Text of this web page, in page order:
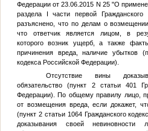
Федерации от 23.06.2015 N 25 "О
раздела I части первой Гражданского
разъяснено, что по делам о
что ответчик является лицом, в
которого возник ущерб, а также
причинения вреда, наличие убытков
кодекса Российской Федерации).
Отсутствие вины
обязательство (пункт 2 статьи 401
Федерации). По общему правилу лицо,
от возмещения вреда, если докажет,
(пункт 2 статьи 1064 Гражданского
доказывания своей